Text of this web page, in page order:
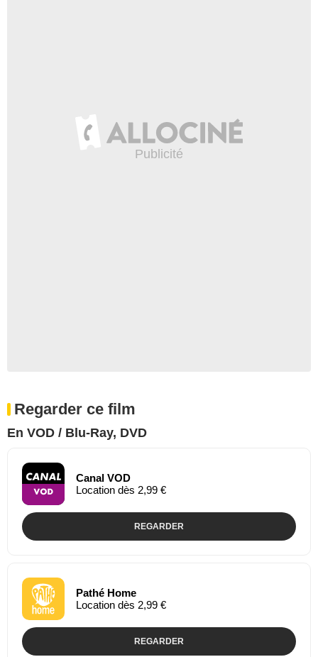
Regarder ce film
En VOD / Blu-Ray, DVD
Canal VOD
Location dès 2,99 €
REGARDER
Pathé Home
Location dès 2,99 €
REGARDER